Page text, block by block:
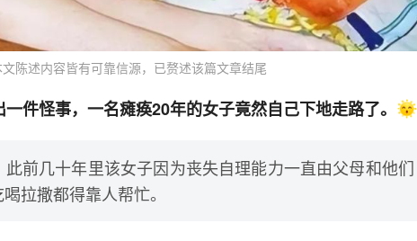
文陈述内容皆有可靠信源，已赘述该篇文章结尾
件怪事，一名瘫痪20年的女子竟然自己下地走路了。
前几十年里该女子因为丧失自理能力一直由父母和他们
拉撒都得靠人帮忙。